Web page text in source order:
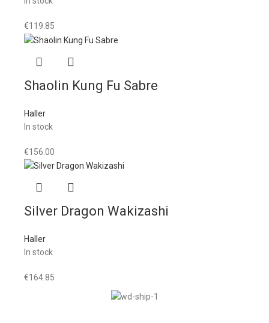
€119.85
Shaolin Kung Fu Sabre
Haller
In stock
€156.00
Silver Dragon Wakizashi
Haller
In stock
€164.85